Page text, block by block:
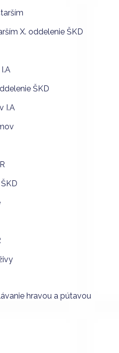
X. oddelenie ŠKD
ŠKD
I.A
hravou a pútavou